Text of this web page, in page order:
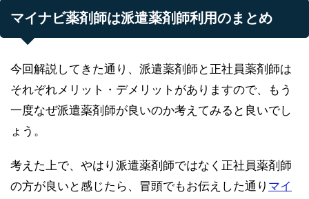
マイナビ薬剤師は派遣薬剤師利用のまとめ
今回解説してきた通り、派遣薬剤師と正社員薬剤師は
それぞれメリット・デメリットがありますので、もう
一度なぜ派遣薬剤師が良いのか考えてみると良いでし
ょう。
考えた上で、やはり派遣薬剤師ではなく正社員薬剤師
の方が良いと感じたら、冒頭でもお伝えした通り マイ